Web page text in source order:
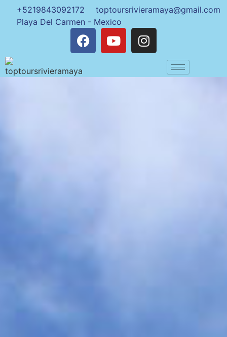
+5219843092172
toptoursrivieramaya@gmail.com
Playa Del Carmen - Mexico